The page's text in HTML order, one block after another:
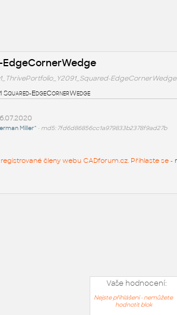
EdgeCornerWedge
EdgeCornerWedge
Miller^ • md5: 7fd6d86856cc1a979833b2378f9ad27b
členy webu CADforum.cz. Přihlaste se -
Vaše hodnocení:
Nejste přihlášeni - nemůžete
hodnotit blok